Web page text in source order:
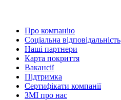
Про компанію
Соціальна відповідальність
Наші партнери
Карта покриття
Вакансії
Підтримка
Сертифікати компанії
ЗМІ про нас